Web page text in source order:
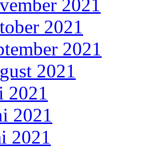
2021
2021
2021
2021
2021
2021
2021